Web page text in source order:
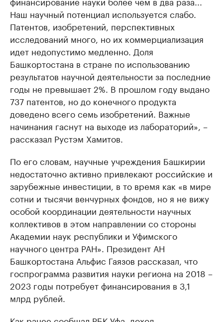
Наш научный потенциал используется слабо.
Патентов, изобретений, перспективных
исследований много, но их коммерциализация
идет недопустимо медленно. Доля
Башкортостана в стране по использованию
результатов научной деятельности за последние
годы не превышает 2%. В прошлом году выдано
737 патентов, но до конечного продукта
доведено всего семь изобретений. Важные
начинания гаснут на выходе из лабораторий», –
рассказал Рустэм Хамитов.
По его словам, научные учреждения Башкирии
недостаточно активно привлекают российские и
зарубежные инвестиции, в то время как «в мире
сотни и тысячи венчурных фондов, но я не вижу
особой координации деятельности научных
коллективов в этом направлении со стороны
Академии наук республики и Уфимского
научного центра РАН». Президент АН
Башкортостана Альфис Гаязов рассказал, что
госпрограмма развития науки региона на 2018 –
2023 годы потребует финансирования в 3,1
млрд рублей.